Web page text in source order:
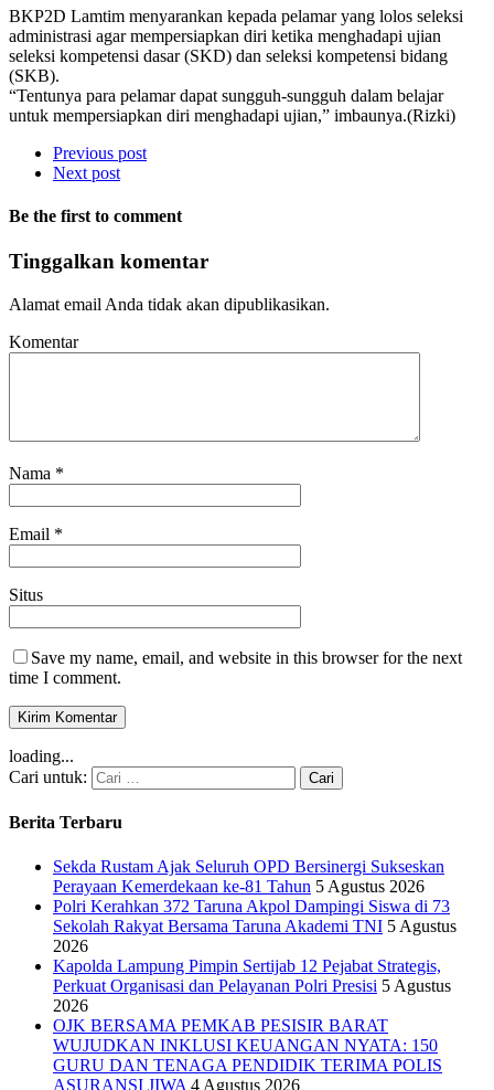
BKP2D Lamtim menyarankan kepada pelamar yang lolos seleksi
administrasi agar mempersiapkan diri ketika menghadapi ujian
seleksi kompetensi dasar (SKD) dan seleksi kompetensi bidang
(SKB).
“Tentunya para pelamar dapat sungguh-sungguh dalam belajar
untuk mempersiapkan diri menghadapi ujian,” imbaunya.(Rizki)
Previous post
Next post
Be the first to comment
Tinggalkan komentar
Alamat email Anda tidak akan dipublikasikan.
Komentar
Nama *
Email *
Situs
Save my name, email, and website in this browser for the next
time I comment.
loading...
Cari untuk:
Berita Terbaru
Sekda Rustam Ajak Seluruh OPD Bersinergi Sukseskan
Perayaan Kemerdekaan ke-81 Tahun 5 Agustus 2026
Polri Kerahkan 372 Taruna Akpol Dampingi Siswa di 73
Sekolah Rakyat Bersama Taruna Akademi TNI 5 Agustus
2026
Kapolda Lampung Pimpin Sertijab 12 Pejabat Strategis,
Perkuat Organisasi dan Pelayanan Polri Presisi 5 Agustus
2026
OJK BERSAMA PEMKAB PESISIR BARAT
WUJUDKAN INKLUSI KEUANGAN NYATA: 150
GURU DAN TENAGA PENDIDIK TERIMA POLIS
ASURANSI JIWA 4 Agustus 2026